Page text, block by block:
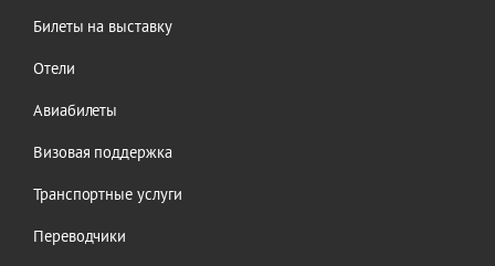
Билеты на выставку
Отели
Авиабилеты
Визовая поддержка
Транспортные услуги
Переводчики